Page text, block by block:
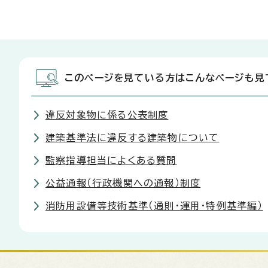
このページを見ている方はこんなページも見
違反対象物に係る公表制度
建築基準法に違反する建築物について
監察指導担当によくある質問
公益通報（行政機関への通報）制度
消防用設備等技術基準（通則・運用・特例基準編）